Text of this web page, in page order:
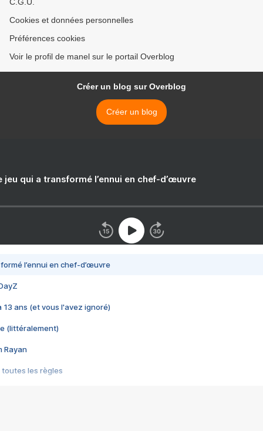
Cookies et données personnelles
Préférences cookies
Voir le profil de manel sur le portail Overblog
Créer un blog sur Overblog
Créer un blog
jeu qui a transformé l’ennui en chef-d’œuvre
l’ennui en chef-d’œuvre
13 ans (et vous l'avez ignoré)
(littéralement)
Rayan
toutes les règles